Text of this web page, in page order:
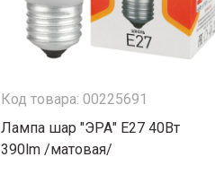
Код товара: 00225691
Лампа шар "ЭРА" Е27 40Вт
390lm /матовая/